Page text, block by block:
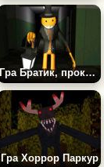
Гра Братик, прокинься
Гра Хоррор Паркур